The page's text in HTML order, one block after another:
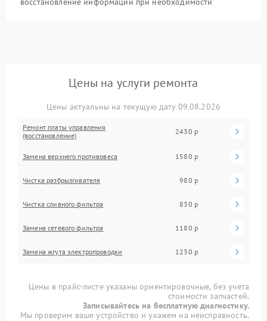
Цены на услуги ремонта
Цены актуальны на текущую дату 09.08.2026
Ремонт платы управления
(восстановление)
2430 р
Замена верхнего противовеса 1580 р
Чистка разбрызгивателя 980 р
Чистка сливного фильтра 830 р
Замена сетевого фильтра 1180 р
Замена жгута электропроводки 1230 р
Цены в прайс-листе указаны ориентировочные, без учета
стоимости запчастей.
Записывайтесь на бесплатную диагностику.
Мы проверим ваше устройство и укажем на неисправность.